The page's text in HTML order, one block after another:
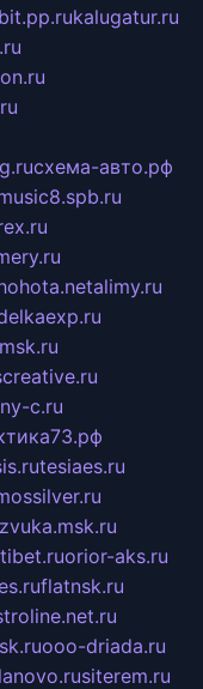
kalugatur.ru
схема-авто.рф
alimy.ru
c.ru
tesiaes.ru
orior-aks.ru
flatnsk.ru
ooo-driada.ru
siterem.ru